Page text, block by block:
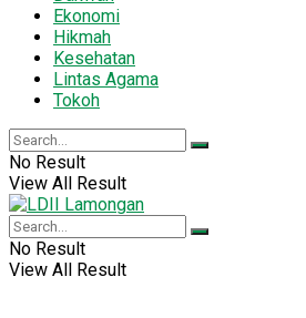
Ekonomi
Hikmah
Kesehatan
Lintas Agama
Tokoh
No Result
View All Result
No Result
View All Result